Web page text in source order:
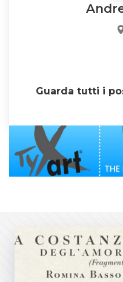
Guarda tutti i